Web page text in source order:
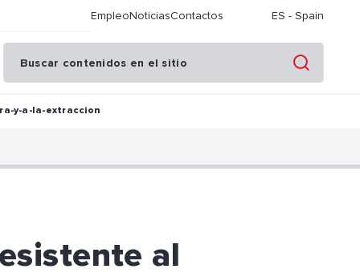
EmpleoNoticiasContactos ES - Spain
y-a-la-extraccion
al